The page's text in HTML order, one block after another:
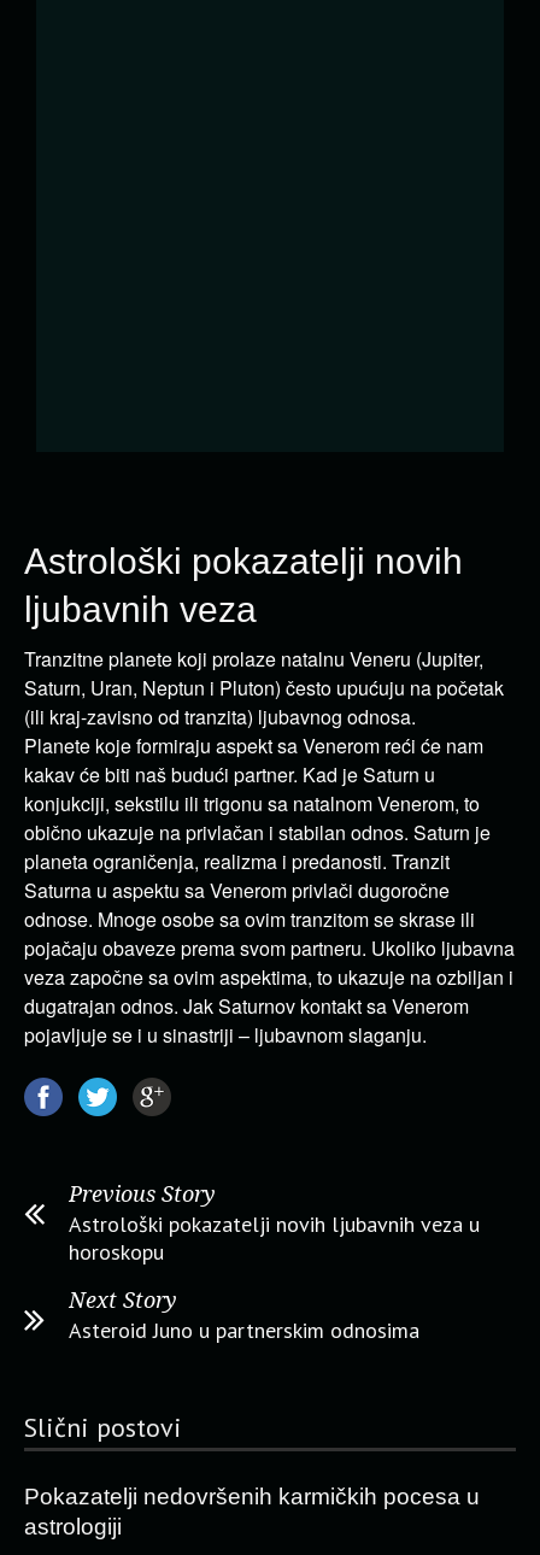
Astrološki pokazatelji novih
ljubavnih veza
Tranzitne planete koji prolaze ​​natalnu Veneru (Jupiter,
Saturn, Uran, Neptun i Pluton) često upućuju na početak
(ili kraj-zavisno od tranzita) ljubavnog odnosa.
Planete koje formiraju aspekt sa Venerom reći će nam
kakav će biti naš budući partner. Kad je Saturn u
konjukciji, sekstilu ili trigonu sa natalnom Venerom, to
obično ukazuje na privlačan i stabilan odnos. Saturn je
planeta ograničenja, realizma i predanosti. Tranzit
Saturna u aspektu sa Venerom privlači dugoročne
odnose. Mnoge osobe sa ovim tranzitom se skrase ili
pojačaju obaveze prema svom partneru. Ukoliko ljubavna
veza započne sa ovim aspektima, to ukazuje na ozbiljan i
dugatrajan odnos. Jak Saturnov kontakt sa Venerom
pojavljuje se i u sinastriji – ljubavnom slaganju.
Previous Story
Astrološki pokazatelji novih ljubavnih veza u
horoskopu
Next Story
Asteroid Juno u partnerskim odnosima
Slični postovi
Pokazatelji nedovršenih karmičkih pocesa u
astrologiji